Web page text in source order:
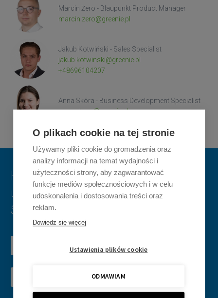
O plikach cookie na tej stronie
Używamy pliki cookie do gromadzenia oraz
analizy informacji na temat wydajności i
użyteczności strony, aby zagwarantować
funkcje mediów społecznościowych i w celu
udoskonalenia i dostosowania treści oraz
reklam.
Dowiedz się więcej
Ustawienia plików cookie
ODMAWIAM
Marcin Żero - Blaupunkt Product Manager
marcin.zero@greenie.pl
Jakub Kotwiński - Sales Specialist
jakub.kotwinski@greenie.pl
+48696104207
Anna Skóra - Business Development Specialist
anna.skora@greenie.pl
Hinterlassen Sie uns eine Nachricht
und wir melden uns innerhalb von 2
Stunden bei Ihnen zurück*